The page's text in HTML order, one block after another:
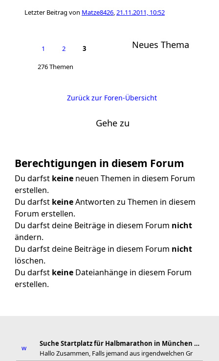
Letzter Beitrag von Matze8426,21.11.2011, 10:52
Neues Thema
1 2 3
276 Themen
Zurück zur Foren-Übersicht
Gehe zu
Berechtigungen in diesem Forum
Du darfst keine neuen Themen in diesem Forum
erstellen.
Du darfst keineAntworten zu Themen in diesem
Forum erstellen.
Du darfst deine Beiträge in diesem Forum nicht
ändern.
Du darfst deine Beiträge in diesem Forum nicht
löschen.
Du darfst keine Dateianhänge in diesem Forum
erstellen.
Suche Startplatz für Halbmarathon in München am 11
Hallo Zusammen, Falls jemand aus irgendwelchen Gr